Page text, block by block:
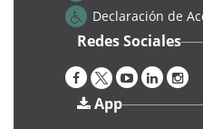
Cursos
3° edición del Taller Juventud:
Declaración de
Redes Sociales
App